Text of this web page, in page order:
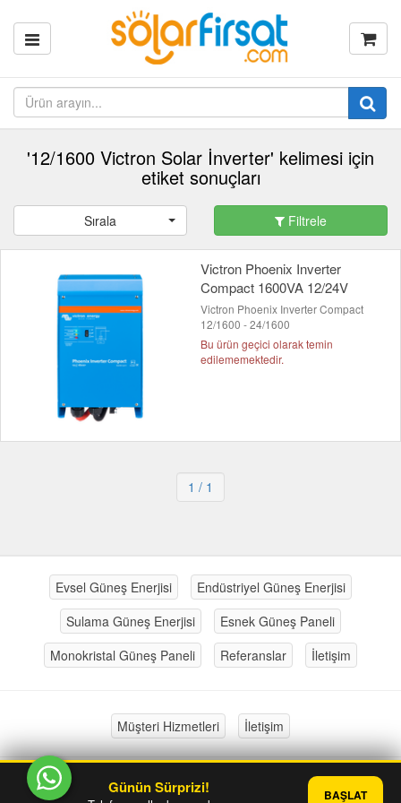
'12/1600 Victron Solar İnverter' kelimesi için
etiket sonuçları
Sırala Filtrele
Victron Phoenix Inverter
Compact 1600VA 12/24V
Victron Phoenix Inverter Compact
12/1600 - 24/1600
Bu ürün geçici olarak temin
edilememektedir.
1 / 1
Evsel Güneş Enerjisi
Endüstriyel Güneş Enerjisi
Sulama Güneş Enerjisi
Esnek Güneş Paneli
Monokristal Güneş Paneli
Referanslar İletişim
Müşteri Hizmetleri İletişim
PlatinMarket®E-Ticaret Sistemi
Günün Sürprizi! BAŞLAT